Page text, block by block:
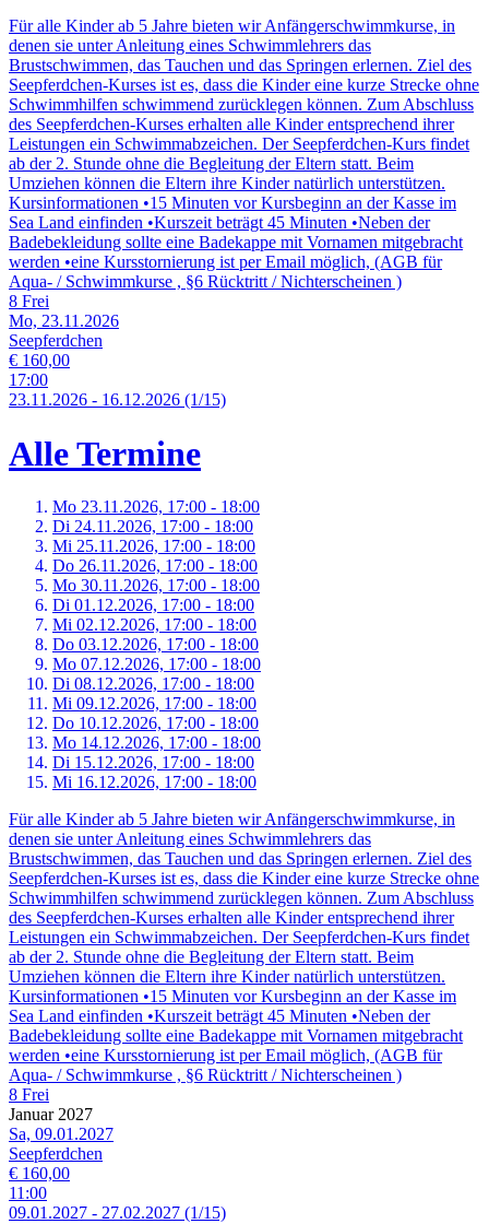
Für alle Kinder ab 5 Jahre bieten wir Anfängerschwimmkurse, in
denen sie unter Anleitung eines Schwimmlehrers das
Brustschwimmen, das Tauchen und das Springen erlernen. Ziel des
Seepferdchen-Kurses ist es, dass die Kinder eine kurze Strecke ohne
Schwimmhilfen schwimmend zurücklegen können. Zum Abschluss
des Seepferdchen-Kurses erhalten alle Kinder entsprechend ihrer
Leistungen ein Schwimmabzeichen. Der Seepferdchen-Kurs findet
ab der 2. Stunde ohne die Begleitung der Eltern statt. Beim
Umziehen können die Eltern ihre Kinder natürlich unterstützen.
Kursinformationen •15 Minuten vor Kursbeginn an der Kasse im
Sea Land einfinden •Kurszeit beträgt 45 Minuten •Neben der
Badebekleidung sollte eine Badekappe mit Vornamen mitgebracht
werden •eine Kursstornierung ist per Email möglich, (AGB für
Aqua- / Schwimmkurse , §6 Rücktritt / Nichterscheinen )
8 Frei
Mo, 23.11.2026
Seepferdchen
€ 160,00
17:00
23.11.2026 - 16.12.2026 (1/15)
Alle Termine
Mo 23.11.2026, 17:00 - 18:00
Di 24.11.2026, 17:00 - 18:00
Mi 25.11.2026, 17:00 - 18:00
Do 26.11.2026, 17:00 - 18:00
Mo 30.11.2026, 17:00 - 18:00
Di 01.12.2026, 17:00 - 18:00
Mi 02.12.2026, 17:00 - 18:00
Do 03.12.2026, 17:00 - 18:00
Mo 07.12.2026, 17:00 - 18:00
Di 08.12.2026, 17:00 - 18:00
Mi 09.12.2026, 17:00 - 18:00
Do 10.12.2026, 17:00 - 18:00
Mo 14.12.2026, 17:00 - 18:00
Di 15.12.2026, 17:00 - 18:00
Mi 16.12.2026, 17:00 - 18:00
Für alle Kinder ab 5 Jahre bieten wir Anfängerschwimmkurse, in
denen sie unter Anleitung eines Schwimmlehrers das
Brustschwimmen, das Tauchen und das Springen erlernen. Ziel des
Seepferdchen-Kurses ist es, dass die Kinder eine kurze Strecke ohne
Schwimmhilfen schwimmend zurücklegen können. Zum Abschluss
des Seepferdchen-Kurses erhalten alle Kinder entsprechend ihrer
Leistungen ein Schwimmabzeichen. Der Seepferdchen-Kurs findet
ab der 2. Stunde ohne die Begleitung der Eltern statt. Beim
Umziehen können die Eltern ihre Kinder natürlich unterstützen.
Kursinformationen •15 Minuten vor Kursbeginn an der Kasse im
Sea Land einfinden •Kurszeit beträgt 45 Minuten •Neben der
Badebekleidung sollte eine Badekappe mit Vornamen mitgebracht
werden •eine Kursstornierung ist per Email möglich, (AGB für
Aqua- / Schwimmkurse , §6 Rücktritt / Nichterscheinen )
8 Frei
Januar 2027
Sa, 09.01.2027
Seepferdchen
€ 160,00
11:00
09.01.2027 - 27.02.2027 (1/15)